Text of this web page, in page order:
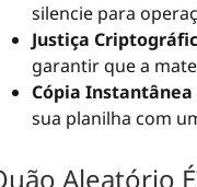
silencie para
Justiça
garantir que a
Cópia
sua planilha com
Aleatório